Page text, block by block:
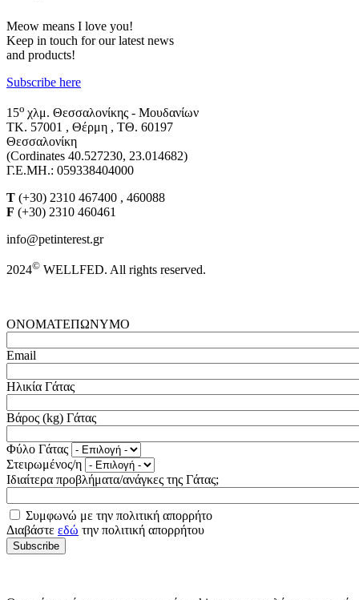
Meow means I love you!
Keep in touch for our latest news
and products!
Subscribe here
15o χλμ. Θεσσαλονίκης - Μουδανίων
ΤΚ. 57001 , Θέρμη , ΤΘ. 60197
Θεσσαλονίκη
(Cordinates 40.527230, 23.014682)
Γ.Ε.ΜΗ.: 059338404000
T (+30) 2310 467400 , 460088
F (+30) 2310 460461
info@petinterest.gr
2024© WELLFED. All rights reserved.
ΟΝΟΜΑΤΕΠΩΝΥΜΟ
Email
Ηλικία Γάτας
Βάρος (kg) Γάτας
Φύλο Γάτας
Στειρωμένος/η
Ιδιαίτερα προβλήματα/ανάγκες της Γάτας;
Συμφωνώ με την πολιτική απορρήτο
Διαβάστε εδώ την πολιτική απορρήτου